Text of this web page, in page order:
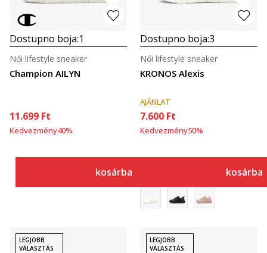
Dostupno boja:1
Champion AILYN
Női lifestyle sneaker
11.699 Ft
Kedvezmény40%
kosárba
Dostupno boja:3
KRONOS Alexis
Női lifestyle sneaker
AJÁNLAT
7.600 Ft
Kedvezmény50%
kosárba
LEGJOBB
VÁLASZTÁS
LEGJOBB
VÁLASZTÁS